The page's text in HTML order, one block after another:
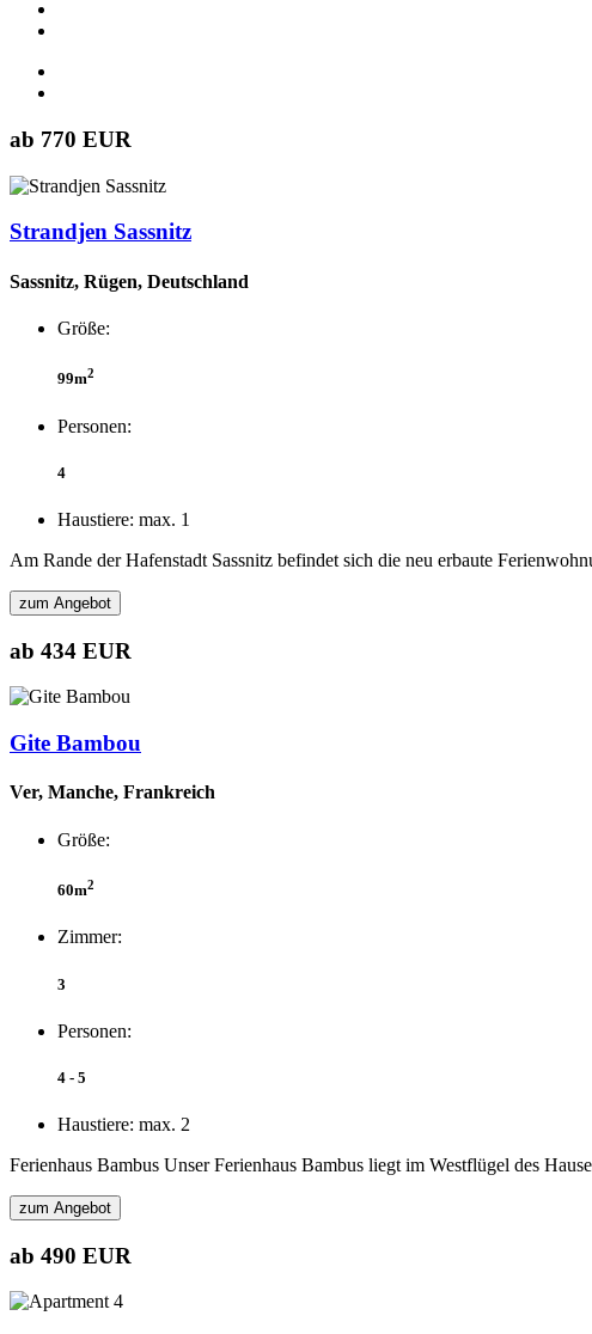
ab 770 EUR
Strandjen Sassnitz
Sassnitz, Rügen, Deutschland
Größe:
99m2
Personen:
4
Haustiere: max. 1
Am Rande der Hafenstadt Sassnitz befindet sich die neu erbaute
zum Angebot
ab 434 EUR
Gite Bambou
Ver, Manche, Frankreich
Größe:
60m2
Zimmer:
3
Personen:
4 - 5
Haustiere: max. 2
Ferienhaus Bambus Unser Ferienhaus Bambus liegt im Westflügel des
zum Angebot
ab 490 EUR